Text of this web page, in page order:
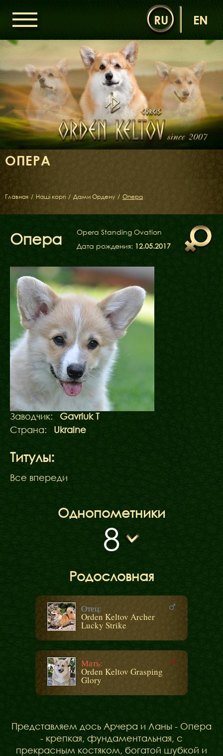
ОПЕРА
Главная / Наші коргі / Дами Ордену / Опера
Опера
Opera Standing Ovation
Дата рождения: 12.05.2017
Заводчик:
Gavriuk T
Страна:
Ukraine
Титулы:
Все впереди
Однопометники
8
Родословная
Отец:
Orden Keltov Archer
Lucky Strike
Мать:
Orden Keltov Grasping
Glory
Представляем дось Арчера и Ланы - Опера
- крепкая, фундаментальная, с
прекрасным костяком, богатой шубкой и
RU EN
ОРДЕН КЕЛЬТІВ
НОВИНИ
ДИТЯЧА КІМНАТА
КОНТАКТИ
НАШІ КОРГІ
ДАМИ ОРДЕНУ
КАВАЛЕРИ ОРДЕНУ
ДИТЯЧА КІМНАТА
БІБЛІОТЕКА
МІФИ
БЛОГ